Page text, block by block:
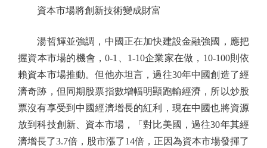
資本市場將創新技術變成財富
湯哲輝並強調，中國正在加快建設金融強國，應把
握資本市場的機會，0-1、1-10企業家在做，10-100則依
賴資本市場推動。但他亦坦言，過往30年中國創造了經
濟奇跡，但同期股票指數增幅明顯跑輸經濟，所以炒股
票沒有享受到中國經濟增長的紅利，現在中國也將資源
放到科技創新、資本市場，「對比美國，過往30年其經
濟增長了3.7倍，股市漲了14倍，正因為資本市場發揮了